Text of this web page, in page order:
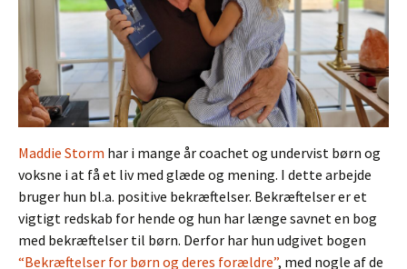
Maddie Storm har i mange år coachet og undervist børn og
voksne i at få et liv med glæde og mening. I dette arbejde
bruger hun bl.a. positive bekræftelser. Bekræftelser er et
vigtigt redskab for hende og hun har længe savnet en bog
med bekræftelser til børn. Derfor har hun udgivet bogen
“Bekræftelser for børn og deres forældre”, med nogle af de